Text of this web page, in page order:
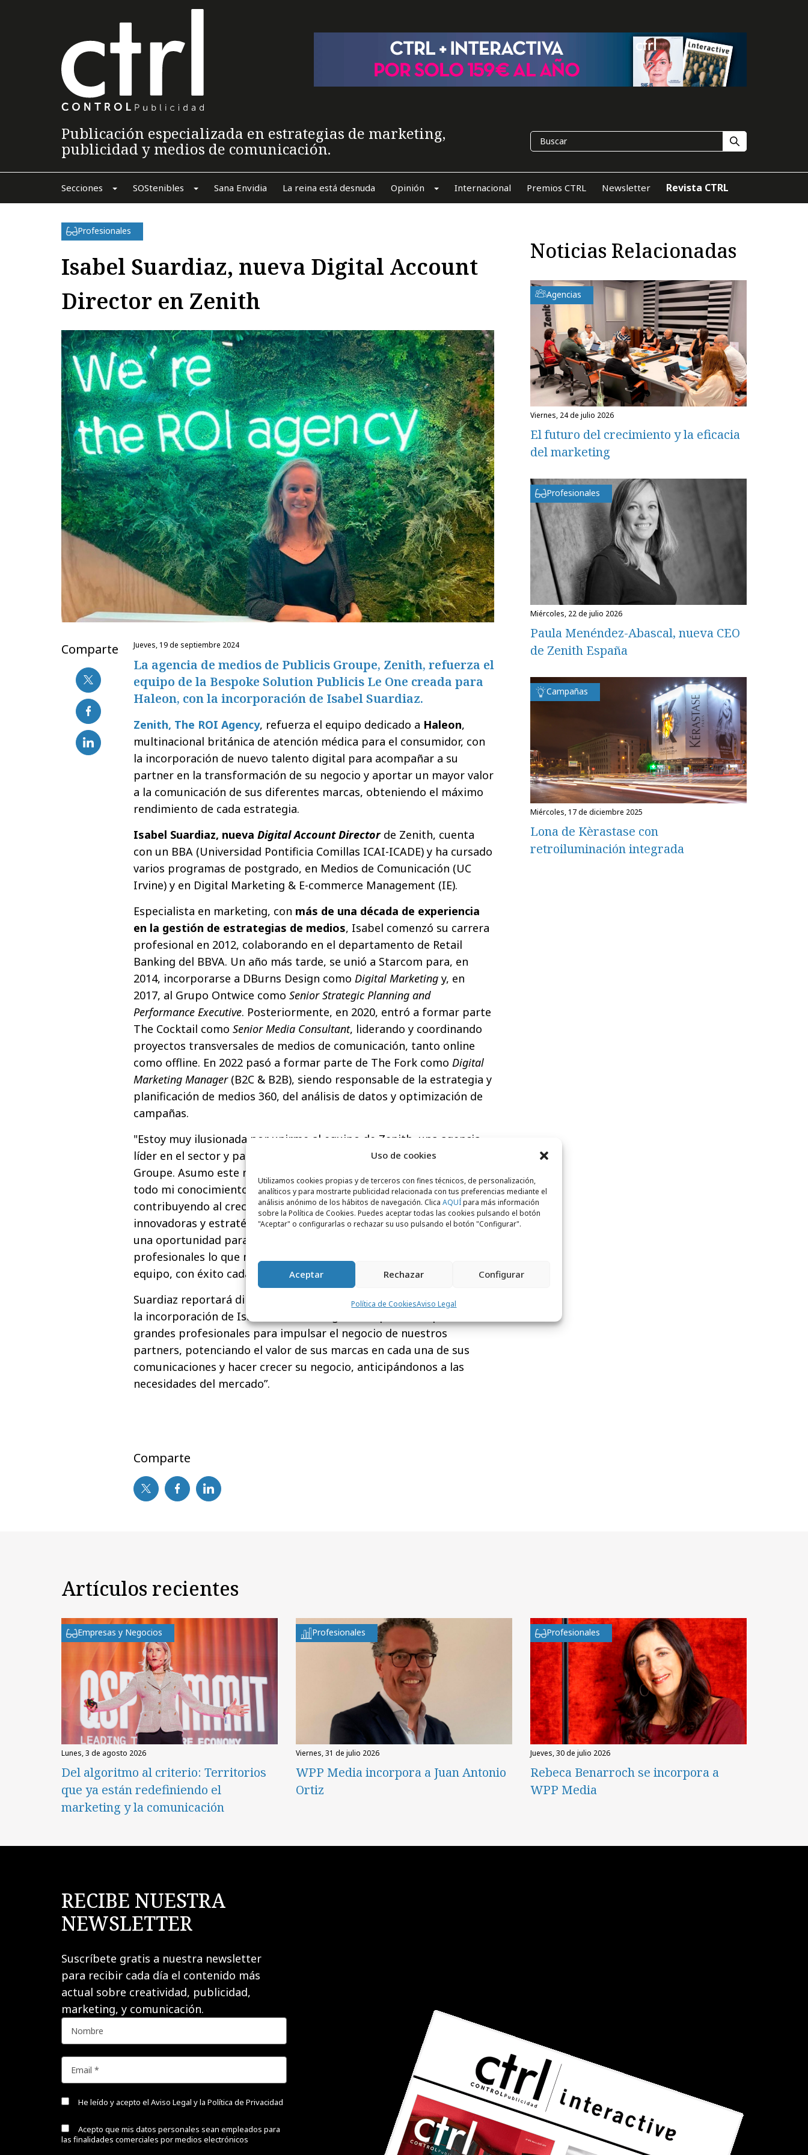
Uso de cookies
Utilizamos cookies propias y de terceros con fines técnicos, de personalización,
analíticos y para mostrarte publicidad relacionada con tus preferencias mediante el
análisis anónimo de los hábitos de navegación. Clica AQUÍpara más información
sobre la Política de Cookies. Puedes aceptar todas las cookies pulsando el botón
"Aceptar" o configurarlas o rechazar su uso pulsando el botón "Configurar".
Aceptar Rechazar Configurar
Política de CookiesAviso Legal
Publicación especializada en estrategias de marketing,
publicidad y medios de comunicación.
Secciones SOStenibles Sana Envidia La reina está desnuda Opinión Internacional Premios CTRL Newsletter Revista CTRL
Profesionales
Isabel Suardiaz, nueva Digital Account
Director en Zenith
Comparte jueves, 19 de septiembre 2024
La agencia de medios de Publicis Groupe, Zenith, refuerza el
equipo de la Bespoke Solution Publicis Le One creada para
Haleon, con la incorporación de Isabel Suardiaz.
Zenith, The ROI Agency, refuerza el equipo dedicado a Haleon,
multinacional británica de atención médica para el consumidor, con
la incorporación de nuevo talento digital para acompañar a su
partner en la transformación de su negocio y aportar un mayor valor
a la comunicación de sus diferentes marcas, obteniendo el máximo
rendimiento de cada estrategia.
Isabel Suardiaz, nueva Digital Account Directorde Zenith, cuenta
con un BBA (Universidad Pontificia Comillas ICAI-ICADE) y ha cursado
varios programas de postgrado, en Medios de Comunicación (UC
Irvine) y en Digital Marketing & E-commerce Management (IE).
Especialista en marketing, con más de una década de experiencia
en la gestión de estrategias de medios, Isabel comenzó su carrera
profesional en 2012, colaborando en el departamento de Retail
Banking del BBVA. Un año más tarde, se unió a Starcom para, en
2014, incorporarse a DBurns Design como Digital Marketing y, en
2017, al Grupo Ontwice como Senior Strategic Planning and
Performance Executive. Posteriormente, en 2020, entró a formar parte
The Cocktail como Senior Media Consultant, liderando y coordinando
proyectos transversales de medios de comunicación, tanto online
como offline. En 2022 pasó a formar parte de The Fork como Digital
Marketing Manager(B2C & B2B), siendo responsable de la estrategia y
planificación de medios 360, del análisis de datos y optimización de
campañas.
"Estoy muy ilusionada por unirme al equipo de Zenith, una agencia
líder en el sector y parte de un grupo tan prestigioso como Publicis
Groupe. Asumo este nuevo reto con la motivación de poder aportar
todo mi conocimiento y experiencia en el ámbito digital,
contribuyendo al crecimiento de nuestros partners con soluciones
innovadoras y estratégicas. Además, estoy segura de que esta será
una oportunidad para seguir aprendiendo de los mejores
profesionales lo que me llena de entusiasmo para afrontar, como
equipo, con éxito cada proyecto", afirma Isabel.
Suardiaz reportará directamente a María Vara, quien comenta: “Con
la incorporación de Isabel a Zenith, seguimos apostando por
grandes profesionales para impulsar el negocio de nuestros
partners, potenciando el valor de sus marcas en cada una de sus
comunicaciones y hacer crecer su negocio, anticipándonos a las
necesidades del mercado”.
Comparte
Noticias Relacionadas
Agencias
viernes, 24 de julio 2026
El futuro del crecimiento y la eficacia
del marketing
Profesionales
miércoles, 22 de julio 2026
Paula Menéndez-Abascal, nueva CEO
de Zenith España
Campañas
miércoles, 17 de diciembre 2025
Lona de Kèrastase con
retroiluminación integrada
Artículos recientes
Empresas y Negocios
lunes, 3 de agosto 2026
Del algoritmo al criterio: Territorios
que ya están redefiniendo el
marketing y la comunicación
Profesionales
viernes, 31 de julio 2026
WPP Media incorpora a Juan Antonio
Ortiz
Profesionales
jueves, 30 de julio 2026
Rebeca Benarroch se incorpora a
WPP Media
RECIBE NUESTRA
NEWSLETTER
Suscríbete gratis a nuestra newsletter
para recibir cada día el contenido más
actual sobre creatividad, publicidad,
marketing, y comunicación.
He leído y acepto el Aviso Legal y la Política de Privacidad
Acepto que mis datos personales sean empleados para
las finalidades comerciales por medios electrónicos